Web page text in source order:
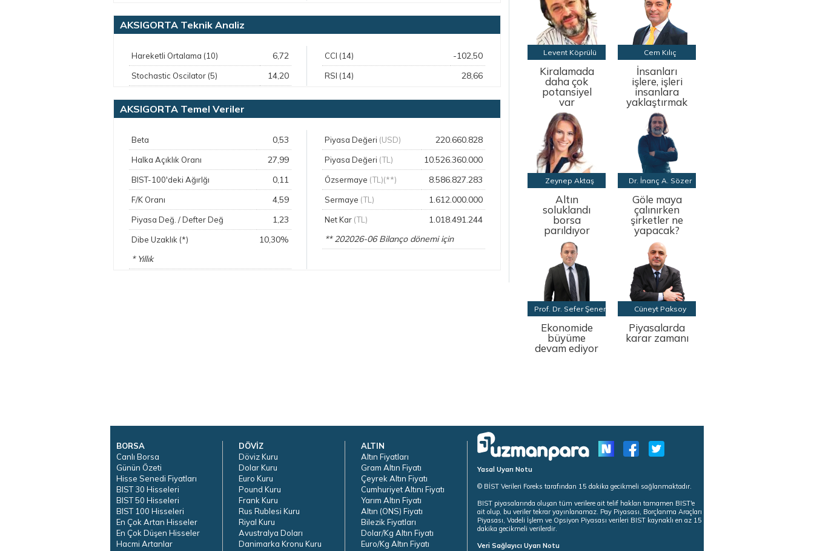
AKSIGORTA Teknik Analiz
Hareketli Ortalama (10) 6,72
Stochastic Oscilator (5) 14,20
CCI (14) -102,50
RSI (14) 28,66
AKSIGORTA Temel Veriler
Beta 0,53
Halka Açıklık Oranı 27,99
BIST-100'deki Ağırlğı 0,11
F/K Oranı 4,59
Piyasa Değ. / Defter Değ 1,23
Dibe Uzaklık (*)
10,30%
* Yıllık
Piyasa Değeri (USD) 220.660.828
Piyasa Değeri (TL) 10.526.360.000
Özsermaye (TL)(**) 8.586.827.283
Sermaye (TL) 1.612.000.000
Net Kar (TL)
1.018.491.244
** 202026-06 Bilanço dönemi için
Levent Köprülü
Kiralamada
daha çok
potansiyel
var
Cem Kılıç
İnsanları
işlere, işleri
insanlara
yaklaştırmak
Zeynep Aktaş
Altın
soluklandı
borsa
parıldıyor
Dr. İnanç A. Sözer
Göle maya
çalınırken
şirketler ne
yapacak?
Prof. Dr. Sefer Şener
Ekonomide
büyüme
devam ediyor
Cüneyt Paksoy
Piyasalarda
karar zamanı
BORSA
Canlı Borsa
Günün Özeti
Hisse Senedi Fiyatları
BIST 30 Hisseleri
BIST 50 Hisseleri
BIST 100 Hisseleri
En Çok Artan Hisseler
En Çok Düşen Hisseler
Hacmi Artanlar
DÖVİZ
Döviz Kuru
Dolar Kuru
Euro Kuru
Pound Kuru
Frank Kuru
Rus Rublesi Kuru
Riyal Kuru
Avustralya Doları
Danimarka Kronu Kuru
ALTIN
Altın Fiyatları
Gram Altın Fiyatı
Çeyrek Altın Fiyatı
Cumhuriyet Altını Fiyatı
Yarım Altın Fiyatı
Altın (ONS) Fiyatı
Bilezik Fiyatları
Dolar/Kg Altın Fiyatı
Euro/Kg Altın Fiyatı
Yasal Uyarı Notu
© BİST Verileri Foreks tarafından 15 dakika gecikmeli sağlanmaktadır.
BIST piyasalarında oluşan tüm verilere ait telif hakları tamamen BIST'e
ait olup, bu veriler tekrar yayınlanamaz. Pay Piyasası, Borçlanma Araçları
Piyasası, Vadeli İşlem ve Opsiyon Piyasası verileri BIST kaynaklı en az 15
dakika gecikmeli verilerdir.
Veri Sağlayıcı Uyarı Notu